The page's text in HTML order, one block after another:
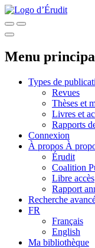
Menu
Types de
Revues
Thèses et
Livres et
Rapports
Connexion
À propos À
Érudit
Coalition
Libre accès
Rapport
Recherche
FR
Français
English
Ma bibliothèque